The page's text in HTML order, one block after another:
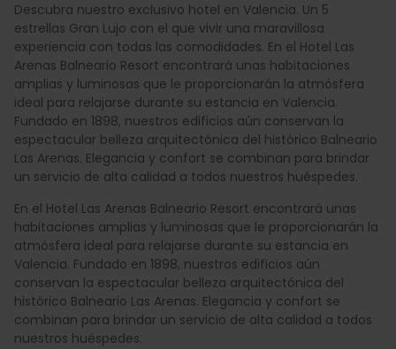
Descubra nuestro exclusivo hotel en Valencia. Un 5
estrellas Gran Lujo con el que vivir una maravillosa
experiencia con todas las comodidades. En el Hotel Las
Arenas Balneario Resort encontrará unas habitaciones
amplias y luminosas que le proporcionarán la atmósfera
ideal para relajarse durante su estancia en Valencia.
Fundado en 1898, nuestros edificios aún conservan la
espectacular belleza arquitectónica del histórico Balneario
Las Arenas. Elegancia y confort se combinan para brindar
un servicio de alta calidad a todos nuestros huéspedes.
En el Hotel Las Arenas Balneario Resort encontrará unas
habitaciones amplias y luminosas que le proporcionarán la
atmósfera ideal para relajarse durante su estancia en
Valencia. Fundado en 1898, nuestros edificios aún
conservan la espectacular belleza arquitectónica del
histórico Balneario Las Arenas. Elegancia y confort se
combinan para brindar un servicio de alta calidad a todos
nuestros huéspedes.